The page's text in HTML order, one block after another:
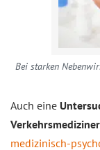
Bei starken
Auch eine
Verkehrsmediziner
medizinisch-